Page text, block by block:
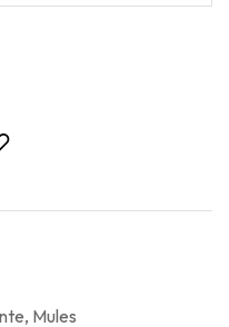
, Mules